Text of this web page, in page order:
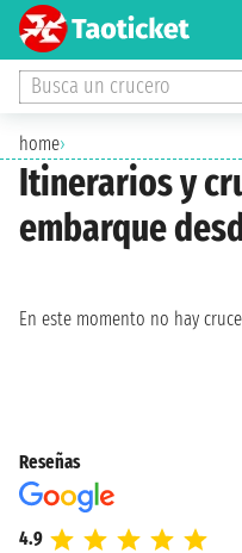
Busca un crucero
home›
Itinerarios y
embarque
En este momento no hay
Reseñas
4.9